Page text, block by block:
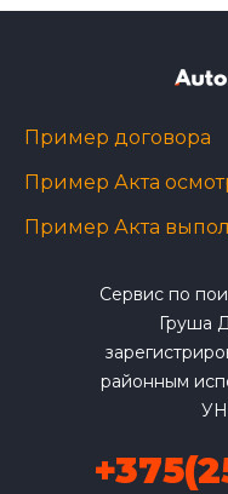
Пример договора
Пример Акта
Пример Акта
Сервис по
Груша
районным